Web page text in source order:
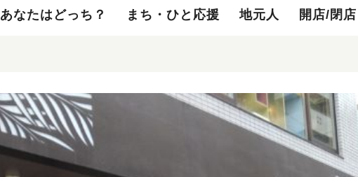
あなたはどっち？ まち・ひと応援 地元人 開店/閉店